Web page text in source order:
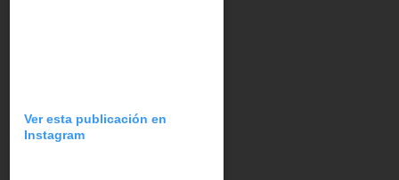
Ver esta publicación en
Instagram